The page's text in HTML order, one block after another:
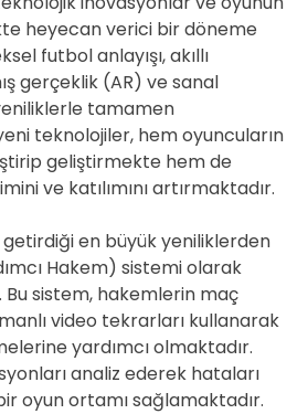
heyecan verici bir döneme
futbol anlayışı, akıllı
gerçeklik (AR) ve sanal
tamamen
teknolojiler, hem oyuncuların
geliştirmekte hem de
ve katılımını artırmaktadır.
en büyük yeniliklerden
Hakem) sistemi olarak
Bu sistem, hakemlerin maç
video tekrarları kullanarak
yardımcı olmaktadır.
analiz ederek hataları
oyun ortamı sağlamaktadır.